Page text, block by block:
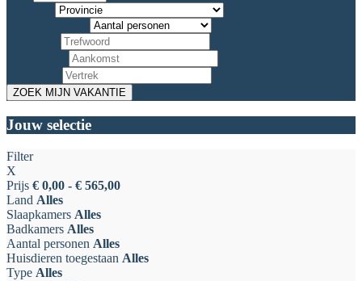
Jouw selectie
Filter
X
Prijs € 0,00 - € 565,00
Land Alles
Slaapkamers Alles
Badkamers Alles
Aantal personen Alles
Huisdieren toegestaan Alles
Type Alles